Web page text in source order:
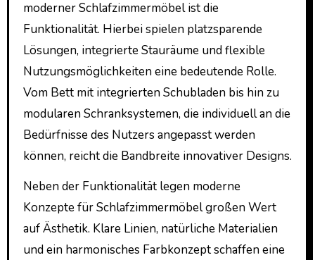
moderner Schlafzimmermöbel ist die
Funktionalität. Hierbei spielen platzsparende
Lösungen, integrierte Stauräume und flexible
Nutzungsmöglichkeiten eine bedeutende Rolle.
Vom Bett mit integrierten Schubladen bis hin zu
modularen Schranksystemen, die individuell an die
Bedürfnisse des Nutzers angepasst werden
können, reicht die Bandbreite innovativer Designs.
Neben der Funktionalität legen moderne
Konzepte für Schlafzimmermöbel großen Wert
auf Ästhetik. Klare Linien, natürliche Materialien
und ein harmonisches Farbkonzept schaffen eine